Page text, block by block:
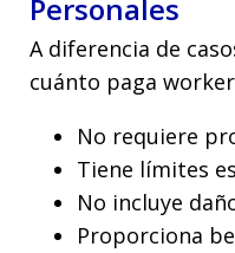
Personales
A diferencia de
cuánto paga
No requiere
Tiene límites
No incluye
Proporciona